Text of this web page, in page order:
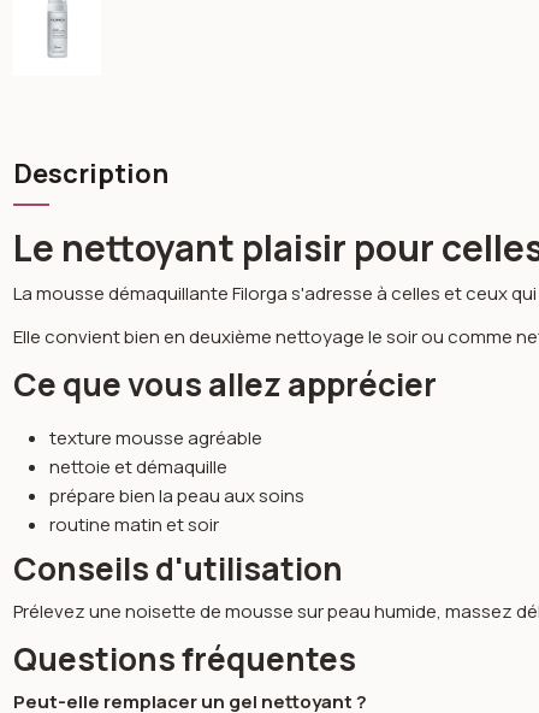
Description
Le nettoyant plaisir pour
La mousse démaquillante Filorga s'adresse à celles et ceux
Elle convient bien en deuxième nettoyage le soir ou comme
Ce que vous allez apprécier
texture mousse agréable
nettoie et démaquille
prépare bien la peau aux soins
routine matin et soir
Conseils d'utilisation
Prélevez une noisette de mousse sur peau humide, massez
Questions fréquentes
Peut-elle remplacer un gel nettoyant ?